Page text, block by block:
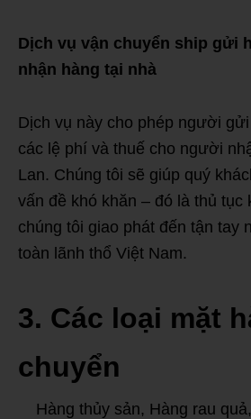
Dịch vụ vận chuyển ship gửi
nhận hàng tại nhà
Dịch vụ này cho phép người
các lệ phí và thuế cho người
Lan. Chúng tôi sẽ giúp quý
vấn đề khó khăn – đó là thủ tục
chúng tôi giao phát đến tận tay
toàn lãnh thổ Việt Nam.
3. Các loại mặt
chuyển
Hàng thủy sản, Hàng rau